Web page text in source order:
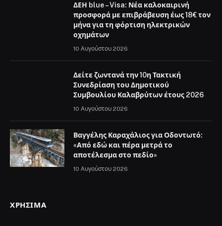
ΔΕΗ blue – Visa: Νέα καλοκαιρινή
προσφορά με επιβράβευση έως 18€ τον
μήνα για τη φόρτιση ηλεκτρικών
οχημάτων
10 Αυγούστου 2026
Δείτε ζωντανά την 10η Τακτική
Συνεδρίαση του Δημοτικού
Συμβουλίου Καλαβρύτων έτους 2026
10 Αυγούστου 2026
Βαγγέλης Καραχάλιος για Οδοντωτό:
«Από εδώ και πέρα μετρά το
αποτέλεσμα στο πεδίο»
10 Αυγούστου 2026
ΧΡΉΣΙΜΑ